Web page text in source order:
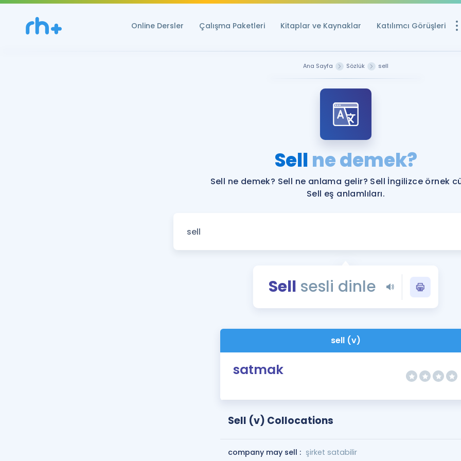
Online Dersler Çalışma Paketleri Kitaplar ve Kaynaklar Katılımcı Görüşleri
YDS ve YÖKDİL
YDS ve YÖKDİL'e
Tüm ÖSYM
Blog
YDS - YÖKDİL
İngilizce Gramer
Ana Sayfa Sözlük sell
Sellne demek?
Sell ne demek? Sell ne anlama gelir? Sell İngilizce örnek
Sell eş anlamlıları.
Sell sesli dinle
sell (v)
satmak
Sell (v) Collocations
company may sell : şirket satabilir